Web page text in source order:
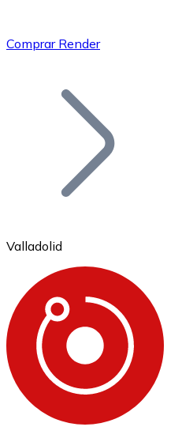
Bitcoin
Ethereum
ETH
Comprar Render
Valladolid